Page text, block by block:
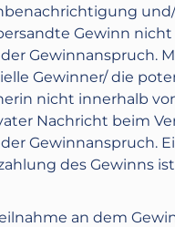
Gewinn nicht
Gewinnanspruch.
Gewinner/ die
nicht innerhalb
Nachricht beim
Gewinnanspruch.
des Gewinns
an dem